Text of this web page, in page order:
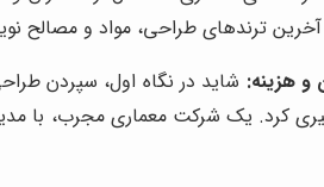
ترندهای طراحی، مواد و مصالح
و هزینه: شاید در نگاه اول، سپردن
کرد. یک شرکت معماری مجرب، با